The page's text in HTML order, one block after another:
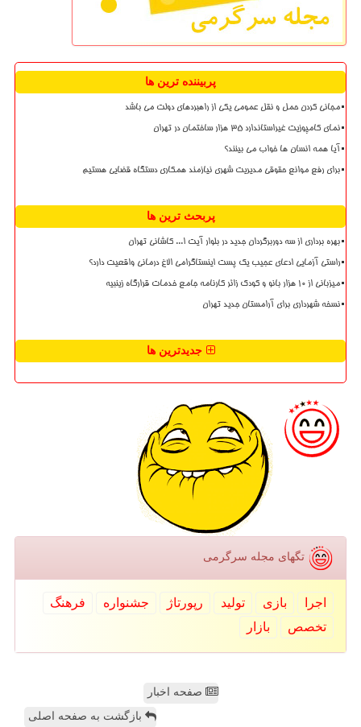
پربیننده ترین ها
مجانی کردن حمل و نقل عمومی یکی از راهبردهای دولت می باشد
نمای کامپوزیت غیراستاندارد ۳۵ هزار ساختمان در تهران
آیا همه انسان ها خواب می بینند؟
برای رفع موانع حقوقی مدیریت شهری نیازمند همکاری دستگاه قضایی هستیم
پربحث ترین ها
بهره برداری از سه دوربرگردان جدید در بلوار آیت ا... کاشانی تهران
راستی آزمایی ادعای عجیب یک پست اینستاگرامی الاغ درمانی واقعیت دارد؟
میزبانی از ۱۰ هزار بانو و کودک زائر کارنامه جامع خدمات قرارگاه زینبیه
نسخه شهرداری برای آرامستان جدید تهران
جدیدترین ها
تگهای مجله سرگرمی
اجرا بازی تولید رپورتاژ جشنواره
فرهنگ
تخصص
بازار
صفحه اخبار
بازگشت به صفحه اصلی